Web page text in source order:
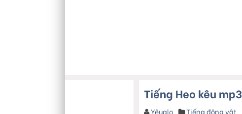
Tiếng Heo kêu mp3
Yêualo Tiếng động vật